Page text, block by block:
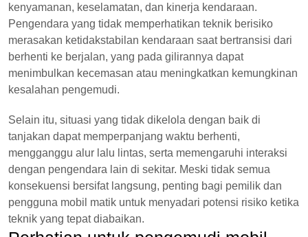
kenyamanan, keselamatan, dan kinerja kendaraan.
Pengendara yang tidak memperhatikan teknik berisiko
merasakan ketidakstabilan kendaraan saat bertransisi dari
berhenti ke berjalan, yang pada gilirannya dapat
menimbulkan kecemasan atau meningkatkan kemungkinan
kesalahan pengemudi.
Selain itu, situasi yang tidak dikelola dengan baik di
tanjakan dapat memperpanjang waktu berhenti,
mengganggu alur lalu lintas, serta memengaruhi interaksi
dengan pengendara lain di sekitar. Meski tidak semua
konsekuensi bersifat langsung, penting bagi pemilik dan
pengguna mobil matik untuk menyadari potensi risiko ketika
teknik yang tepat diabaikan.